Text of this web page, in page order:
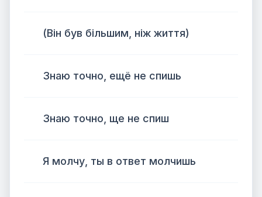
(Він був більшим, ніж життя)
Знаю точно, ещё не спишь
Знаю точно, ще не спиш
Я молчу, ты в ответ молчишь